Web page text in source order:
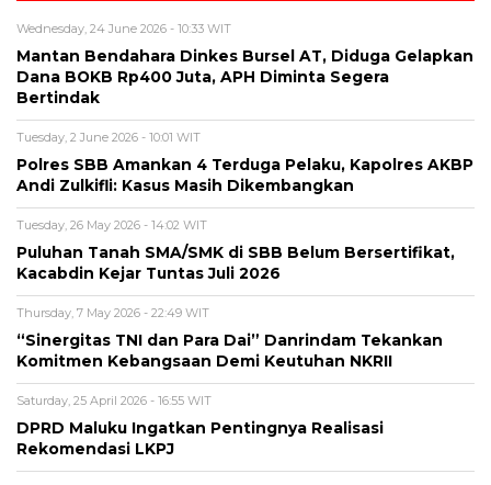
Wednesday, 24 June 2026 - 10:33 WIT
Mantan Bendahara Dinkes Bursel AT, Diduga Gelapkan
Dana BOKB Rp400 Juta, APH Diminta Segera
Bertindak
Tuesday, 2 June 2026 - 10:01 WIT
Polres SBB Amankan 4 Terduga Pelaku, Kapolres AKBP
Andi Zulkifli: Kasus Masih Dikembangkan
Tuesday, 26 May 2026 - 14:02 WIT
Puluhan Tanah SMA/SMK di SBB Belum Bersertifikat,
Kacabdin Kejar Tuntas Juli 2026
Thursday, 7 May 2026 - 22:49 WIT
“Sinergitas TNI dan Para Dai” Danrindam Tekankan
Komitmen Kebangsaan Demi Keutuhan NKRII ‎
Saturday, 25 April 2026 - 16:55 WIT
DPRD Maluku Ingatkan Pentingnya Realisasi
Rekomendasi LKPJ